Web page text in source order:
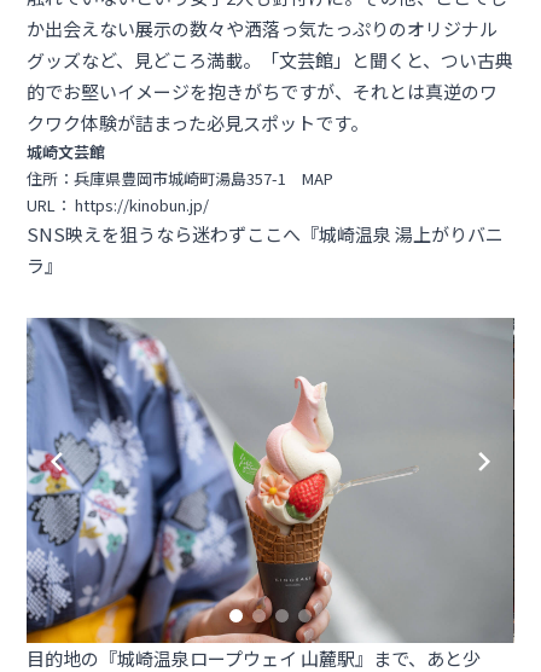
か出会えない展示の数々や洒落っ気たっぷりのオリジナル
グッズなど、見どころ満載。「文芸館」と聞くと、つい古典
的でお堅いイメージを抱きがちですが、それとは真逆のワ
クワク体験が詰まった必見スポットです。
城崎文芸館
住所：兵庫県豊岡市城崎町湯島357-1MAP
URL：https://kinobun.jp/
SNS映えを狙うなら迷わずここへ『城崎温泉 湯上がりバニ
ラ』
目的地の『城崎温泉ロープウェイ 山麓駅』まで、あと少